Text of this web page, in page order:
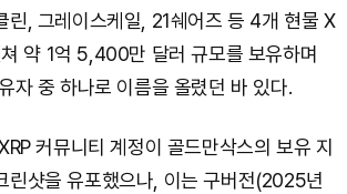
린, 그레이스케일, 21쉐어즈 등 4개 현물 X
약 1억 5,400만 달러 규모를 보유하며
자 중 하나로 이름을 올렸던 바 있다.
커뮤니티 계정이 골드만삭스의 보유 지
린샷을 유포했으나, 이는 구버전(2025년